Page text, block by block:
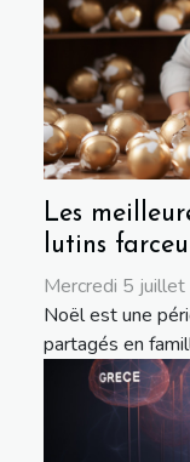
Les
lutins
Mercredi 5
Noël est une
partagés en